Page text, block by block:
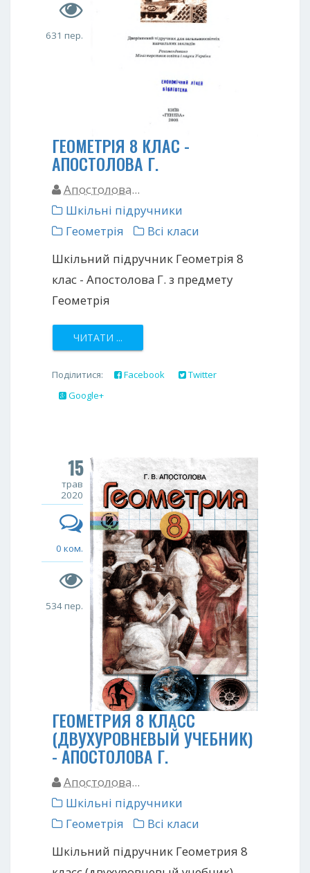
631 пер.
ГЕОМЕТРІЯ 8 КЛАС -
АПОСТОЛОВА Г.
Апостолова...
Шкільні підручники
Геометрія
Всі класи
Шкільний підручник Геометрія 8
клас - Апостолова Г. з предмету
Геометрія
ЧИТАТИ ...
Поділитися: Facebook
Twitter
Google+
15
трав
2020
0 ком.
534 пер.
ГЕОМЕТРИЯ 8 КЛАСС
(ДВУХУРОВНЕВЫЙ УЧЕБНИК)
- АПОСТОЛОВА Г.
Апостолова...
Шкільні підручники
Геометрія
Всі класи
Шкільний підручник Геометрия 8